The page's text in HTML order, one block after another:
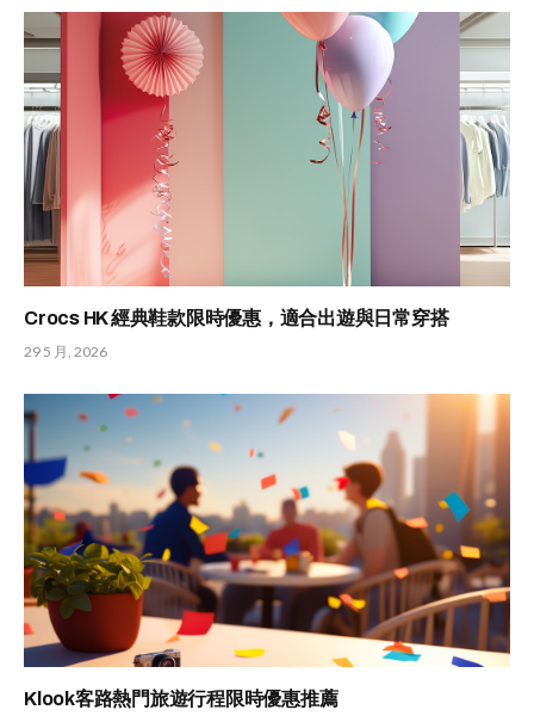
Crocs HK 經典鞋款限時優惠，適合出遊與日常穿搭
29 5 月, 2026
Klook客路熱門旅遊行程限時優惠推薦